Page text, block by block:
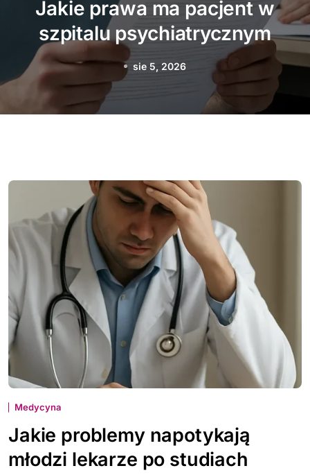
Jakie innowacje
technologiczne wspierają
polską medycynę
sie 3, 2026
Medycyna
Jakie problemy napotykają
młodzi lekarze po studiach